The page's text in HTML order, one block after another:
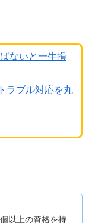
ないと一生損
ラブル対応を丸
以上の資格を持